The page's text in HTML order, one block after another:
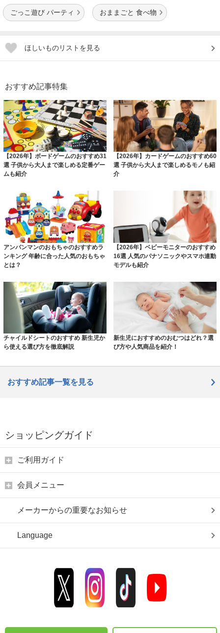
ごっこ遊び パーティ おままごと 食べ物
ほしいものリストを見る
おすすめ記事特集
【2026年】ボードゲームのおすすめ31
選 子供から大人まで楽しめる定番ゲー
ムも紹介
【2026年】カードゲームのおすすめ60
選 子供から大人まで楽しめるモノも紹
介
アンパンマンのおもちゃのおすすめラ
ンキング 年齢に合った人気のおもちゃ
とは？
【2026年】ベビーモニターのおすすめ
16選 人気のパナソニックやスマホ連動
モデルも紹介
チャイルドシートのおすすめ 新生児か
ら使える選び方を徹底解説
新生児におすすめのおむつはどれ？選
び方や人気商品を紹介！
おすすめ記事一覧を見る
ショッピングガイド
ご利用ガイド
会員メニュー
メーカーからの重要なお知らせ
Language